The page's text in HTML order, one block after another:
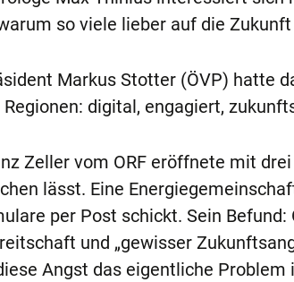
so viele lieber auf die
Markus Stotter (ÖVP) hatte
digital, engagiert,
Zeller vom ORF eröffnete mit
lässt. Eine
per Post schickt. Sein
und „gewisser
Angst das eigentliche Problem